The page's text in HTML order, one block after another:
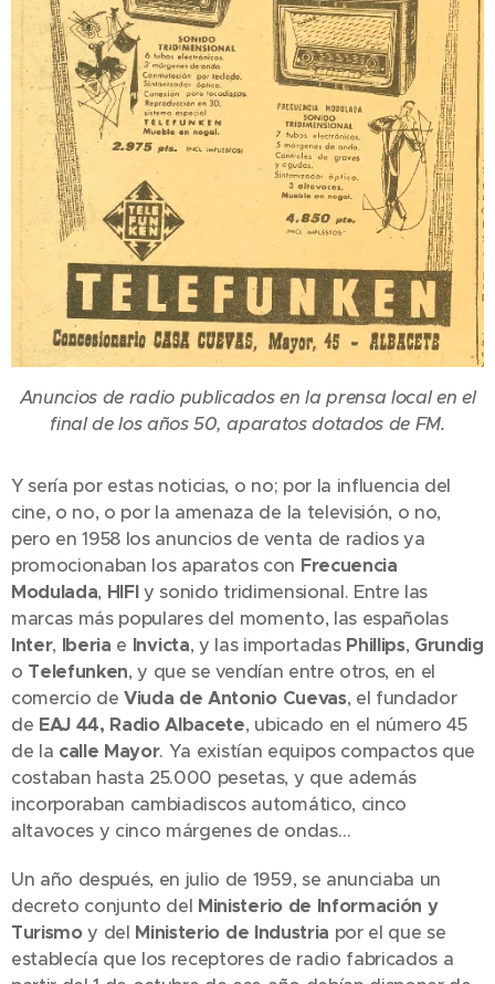
Anuncios de radio publicados en la prensa local en el
final de los años 50, aparatos dotados de FM.
Y sería por estas noticias, o no; por la influencia del
cine, o no, o por la amenaza de la televisión, o no,
pero en 1958 los anuncios de venta de radios ya
promocionaban los aparatos con Frecuencia
Modulada, HIFIy sonido tridimensional. Entre las
marcas más populares del momento, las españolas
Inter, Iberia e Invicta, y las importadas Phillips, Grundig
o Telefunken, y que se vendían entre otros, en el
comercio deViuda de Antonio Cuevas, el fundador
de EAJ 44, Radio Albacete, ubicado en el número 45
de la calle Mayor. Ya existían equipos compactos que
costaban hasta 25.000 pesetas, y que además
incorporaban cambiadiscos automático, cinco
altavoces y cinco márgenes de ondas…
Un año después, en julio de 1959, se anunciaba un
decreto conjunto del Ministerio de Información y
Turismoy del Ministerio de Industria por el que se
establecía que los receptores de radio fabricados a